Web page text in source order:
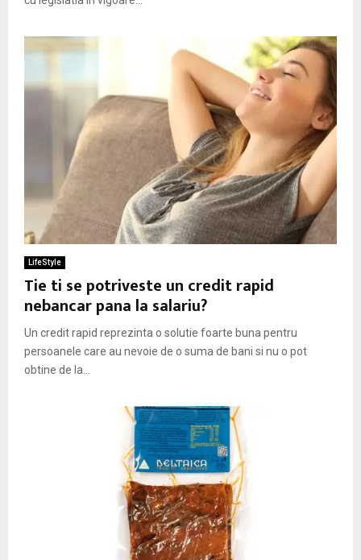
LifeStyle
Tie ti se potriveste un credit rapid
nebancar pana la salariu?
Un credit rapid reprezinta o solutie foarte buna pentru
persoanele care au nevoie de o suma de bani si nu o pot
obtine de la...